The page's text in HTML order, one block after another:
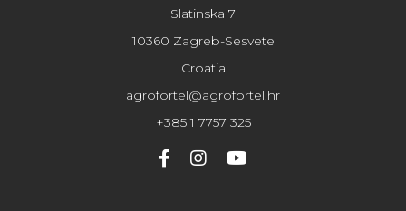
Slatinska 7
10360 Zagreb-Sesvete
Croatia
agrofortel@agrofortel.hr
+385 1 7757 325